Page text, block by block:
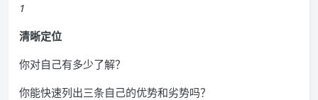
1
清晰定位
你对自己有多少了解？
你能快速列出三条自己的优势和劣势吗？